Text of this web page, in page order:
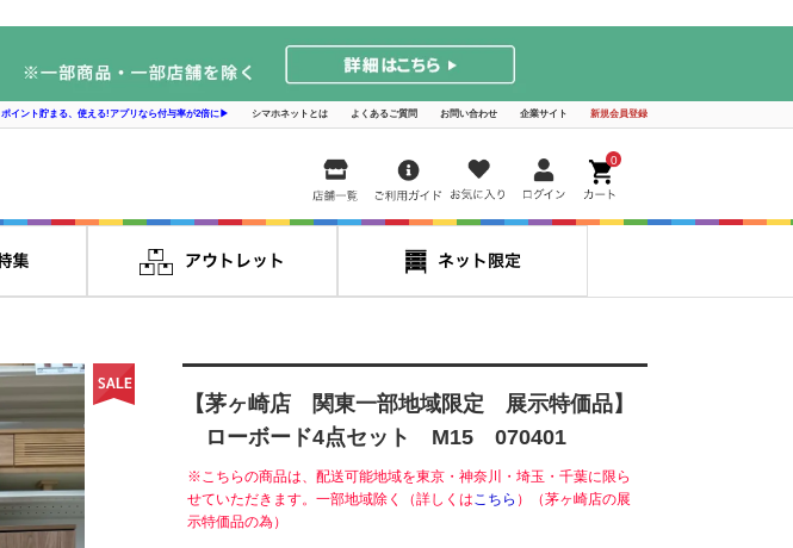
ポイント貯まる、使える!アプリなら付与率が2倍に▶ シマホネットとは よくあるご質問 お問い合わせ 企業サイト 新規会員登録
0
【茅ヶ崎店 関東一部地域限定 展示特価品】
ローボード4点セット M15 070401
※こちらの商品は、配送可能地域を東京・神奈川・埼玉・千葉に限ら
せていただきます。一部地域除く（詳しくはこちら ）（茅ヶ崎店の展
示特価品の為）